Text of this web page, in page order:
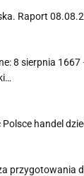
Raport
8 sierpnia 1667
handel
przygotowania